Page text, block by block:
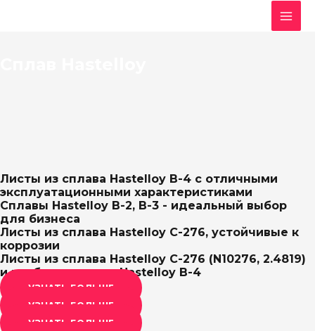
Листы из сплава Hastelloy B-4 с отличными
эксплуатационными характеристиками
Сплавы Hastelloy B-2, B-3 - идеальный выбор
для бизнеса
Листы из сплава Hastelloy C-276, устойчивые к
коррозии
Листы из сплава Hastelloy C-276 (N10276, 2.4819)
и трубы из сплава Hastelloy B-4
УЗНАТЬ БОЛЬШЕ
УЗНАТЬ БОЛЬШЕ
УЗНАТЬ БОЛЬШЕ